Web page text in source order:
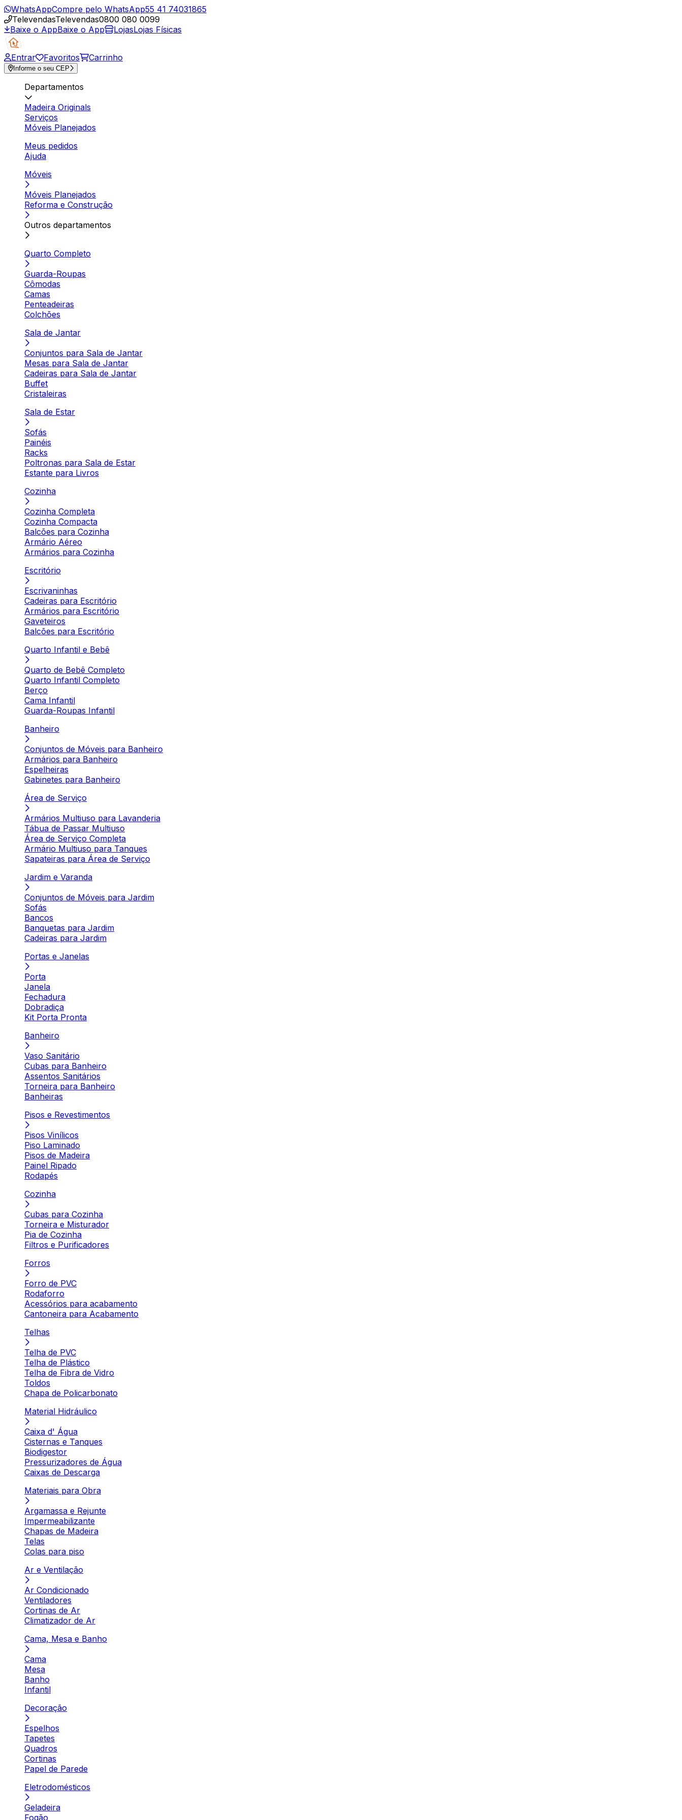
WhatsAppCompre pelo WhatsApp55 41 74031865
TelevendasTelevendas0800 080 0099
Baixe o AppBaixe o App LojasLojas Físicas
Entrar Favoritos Carrinho
Informe o seu CEP
Departamentos
Madeira Originals
Serviços
Móveis Planejados
Meus pedidos
Ajuda
Móveis
Móveis Planejados
Reforma e Construção
Outros departamentos
Quarto Completo
Guarda-Roupas
Cômodas
Camas
Penteadeiras
Colchões
Sala de Jantar
Conjuntos para Sala de Jantar
Mesas para Sala de Jantar
Cadeiras para Sala de Jantar
Buffet
Cristaleiras
Sala de Estar
Sofás
Painéis
Racks
Poltronas para Sala de Estar
Estante para Livros
Cozinha
Cozinha Completa
Cozinha Compacta
Balcões para Cozinha
Armário Aéreo
Armários para Cozinha
Escritório
Escrivaninhas
Cadeiras para Escritório
Armários para Escritório
Gaveteiros
Balcões para Escritório
Quarto Infantil e Bebê
Quarto de Bebê Completo
Quarto Infantil Completo
Berço
Cama Infantil
Guarda-Roupas Infantil
Banheiro
Conjuntos de Móveis para Banheiro
Armários para Banheiro
Espelheiras
Gabinetes para Banheiro
Área de Serviço
Armários Multiuso para Lavanderia
Tábua de Passar Multiuso
Área de Serviço Completa
Armário Multiuso para Tanques
Sapateiras para Área de Serviço
Jardim e Varanda
Conjuntos de Móveis para Jardim
Sofás
Bancos
Banquetas para Jardim
Cadeiras para Jardim
Portas e Janelas
Porta
Janela
Fechadura
Dobradiça
Kit Porta Pronta
Banheiro
Vaso Sanitário
Cubas para Banheiro
Assentos Sanitários
Torneira para Banheiro
Banheiras
Pisos e Revestimentos
Pisos Vinílicos
Piso Laminado
Pisos de Madeira
Painel Ripado
Rodapés
Cozinha
Cubas para Cozinha
Torneira e Misturador
Pia de Cozinha
Filtros e Purificadores
Forros
Forro de PVC
Rodaforro
Acessórios para acabamento
Cantoneira para Acabamento
Telhas
Telha de PVC
Telha de Plástico
Telha de Fibra de Vidro
Toldos
Chapa de Policarbonato
Material Hidráulico
Caixa d' Água
Cisternas e Tanques
Biodigestor
Pressurizadores de Água
Caixas de Descarga
Materiais para Obra
Argamassa e Rejunte
Impermeabilizante
Chapas de Madeira
Telas
Colas para piso
Ar e Ventilação
Ar Condicionado
Ventiladores
Cortinas de Ar
Climatizador de Ar
Cama, Mesa e Banho
Cama
Mesa
Banho
Infantil
Decoração
Espelhos
Tapetes
Quadros
Cortinas
Papel de Parede
Eletrodomésticos
Geladeira
Fogão